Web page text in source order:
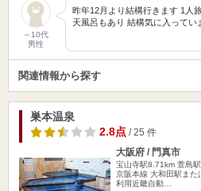
～10代
男性
昨年12月より結構行きます 1人
天風呂もあり 結構気に入ってい
関連情報から探す
巣本温泉
2.8点/ 25 件
大阪府 / 門真市
宝山寺駅8.71km 萱島
京阪本線 大和田駅また
利用近畿自動…